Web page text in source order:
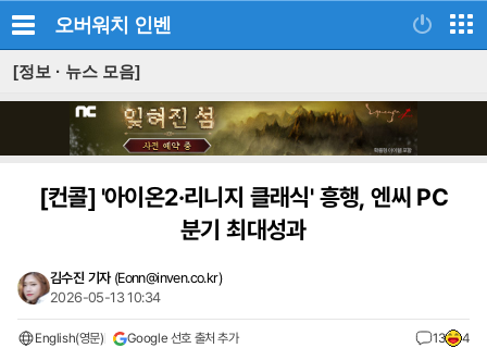
오버워치 인벤
[정보 · 뉴스 모음]
[컨콜]'아이온2·리니지 클래식' 흥행, 엔씨 PC
분기 최대성과
김수진 기자 (Eonn@inven.co.kr)
2026-05-13 10:34
English(영문) Google 선호 출처 추가 13 4